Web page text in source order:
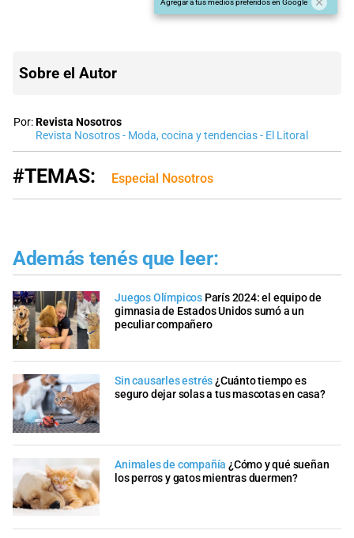
Agregar a tus medios preferidos en Google
Sobre el Autor
Por:Revista Nosotros
Revista Nosotros - Moda, cocina y tendencias - El Litoral
#TEMAS: Especial Nosotros
Además tenés que leer:
Juegos Olímpicos París 2024: el equipo de
gimnasia de Estados Unidos sumó a un
peculiar compañero
Sin causarles estrés¿Cuánto tiempo es
seguro dejar solas a tus mascotas en casa?
Animales de compañía ¿Cómo y qué sueñan
los perros y gatos mientras duermen?